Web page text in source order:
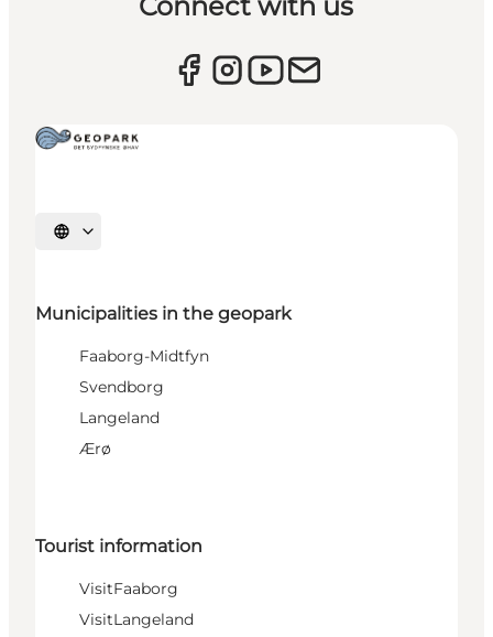
Select language
Municipalities in the geopark
Faaborg-Midtfyn
Svendborg
Langeland
Ærø
Tourist information
VisitFaaborg
VisitLangeland